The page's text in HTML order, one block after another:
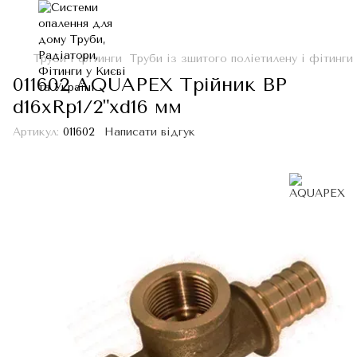
Труби і фітинги Труби із зшитого поліетилену і фітинги
011602 AQUAPEX Трійник ВР
d16хRp1/2"хd16 мм
Артикул: 011602 Написати відгук